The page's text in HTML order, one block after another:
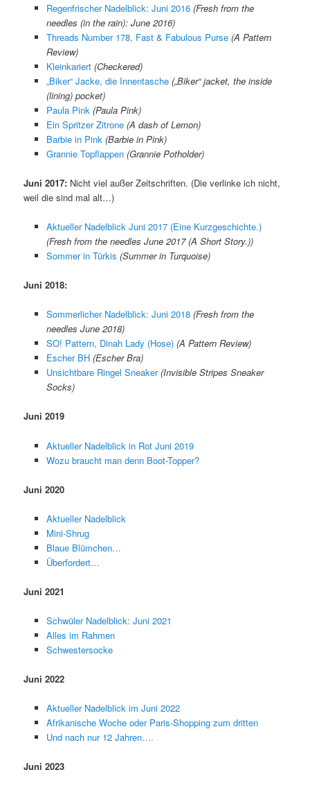
Regenfrischer Nadelblick: Juni 2016 (Fresh from the
needles (in the rain): June 2016)
Threads Number 178, Fast & Fabulous Purse (A Pattern
Review)
Kleinkariert (Checkered)
„Biker“ Jacke, die Innentasche („Biker“ jacket, the inside
(lining) pocket)
Paula Pink (Paula Pink)
Ein Spritzer Zitrone (A dash of Lemon)
Barbie in Pink (Barbie in Pink)
Grannie Topflappen (Grannie Potholder)
Juni 2017: Nicht viel außer Zeitschriften. (Die verlinke ich nicht,
weil die sind mal alt…)
Aktueller Nadelblick Juni 2017 (Eine Kurzgeschichte.)
(Fresh from the needles June 2017 (A Short Story.))
Sommer in Türkis (Summer in Turquoise)
Juni 2018:
Sommerlicher Nadelblick: Juni 2018 (Fresh from the
needles June 2018)
SO! Pattern, Dinah Lady (Hose) (A Pattern Review)
Escher BH (Escher Bra)
Unsichtbare Ringel Sneaker (Invisible Stripes Sneaker
Socks)
Juni 2019
Aktueller Nadelblick in Rot Juni 2019
Wozu braucht man denn Boot-Topper?
Juni 2020
Aktueller Nadelblick
Mini-Shrug
Blaue Blümchen…
Überfordert…
Juni 2021
Schwüler Nadelblick: Juni 2021
Alles im Rahmen
Schwestersocke
Juni 2022
Aktueller Nadelblick im Juni 2022
Afrikanische Woche oder Paris-Shopping zum dritten
Und nach nur 12 Jahren….
Juni 2023